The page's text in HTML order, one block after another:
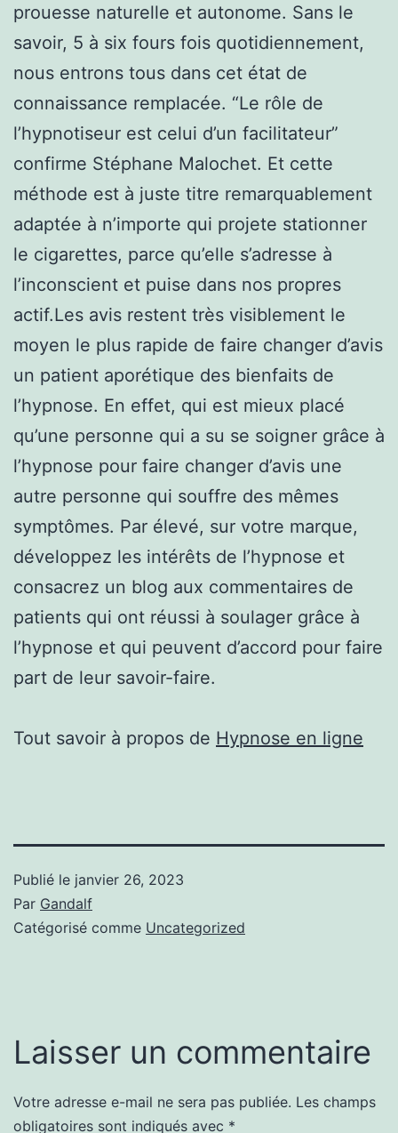
prouesse naturelle et autonome. Sans le
savoir, 5 à six fours fois quotidiennement,
nous entrons tous dans cet état de
connaissance remplacée. “Le rôle de
l’hypnotiseur est celui d’un facilitateur”
confirme Stéphane Malochet. Et cette
méthode est à juste titre remarquablement
adaptée à n’importe qui projete stationner
le cigarettes, parce qu’elle s’adresse à
l’inconscient et puise dans nos propres
actif.Les avis restent très visiblement le
moyen le plus rapide de faire changer d’avis
un patient aporétique des bienfaits de
l’hypnose. En effet, qui est mieux placé
qu’une personne qui a su se soigner grâce à
l’hypnose pour faire changer d’avis une
autre personne qui souffre des mêmes
symptômes. Par élevé, sur votre marque,
développez les intérêts de l’hypnose et
consacrez un blog aux commentaires de
patients qui ont réussi à soulager grâce à
l’hypnose et qui peuvent d’accord pour faire
part de leur savoir-faire.
Tout savoir à propos de Hypnose en ligne
Publié le janvier 26, 2023
Par Gandalf
Catégorisé comme Uncategorized
Laisser un commentaire
Votre adresse e-mail ne sera pas publiée. Les champs
obligatoires sont indiqués avec *